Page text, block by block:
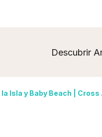
Descubrir
Isla y Baby Beach |